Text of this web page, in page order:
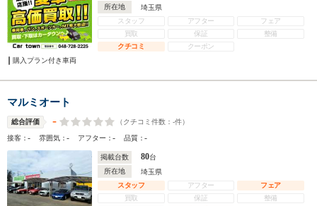
所在地
埼玉県
スタッフ
アフター
フェア
買取
保証
整備
クチコミ
クーポン
購入プラン付き車両
マルミオート
総合評価 - （クチコミ件数： -件）
接客：- 雰囲気：- アフター：- 品質：-
掲載台数 80台
所在地
埼玉県
スタッフ
アフター
フェア
買取
保証
整備